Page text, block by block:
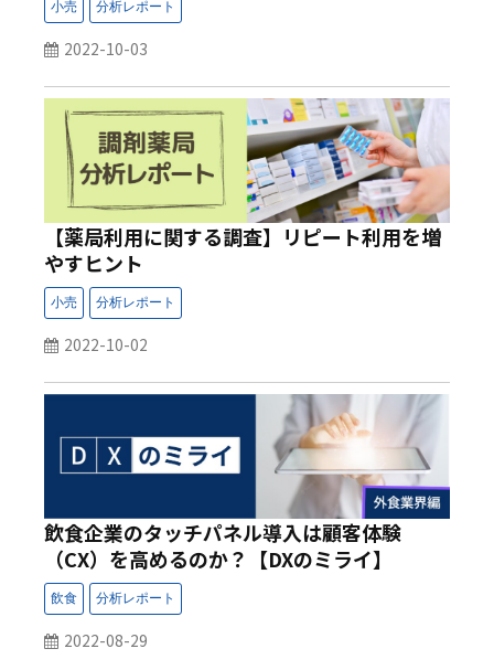
2022-10-03
【薬局利用に関する調査】リピート利用を増
やすヒント
2022-10-02
飲食企業のタッチパネル導入は顧客体験
（CX）を高めるのか？【DXのミライ】
2022-08-29